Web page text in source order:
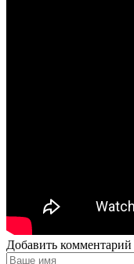
Добавить комментарий